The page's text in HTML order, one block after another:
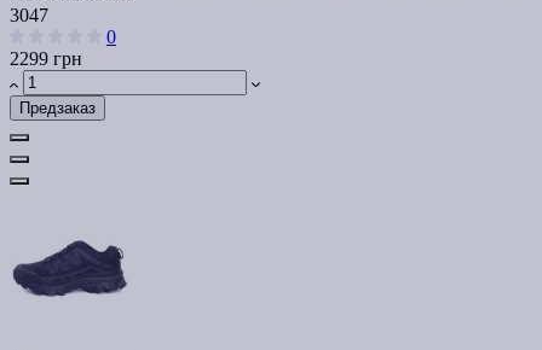
3047
0
2299 грн
Предзаказ